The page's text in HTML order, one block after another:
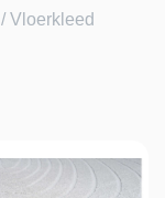
/ Vloerkleed